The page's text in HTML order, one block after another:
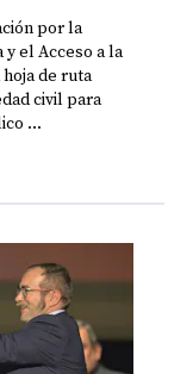
por la
y el Acceso a la
hoja de ruta
civil para
...